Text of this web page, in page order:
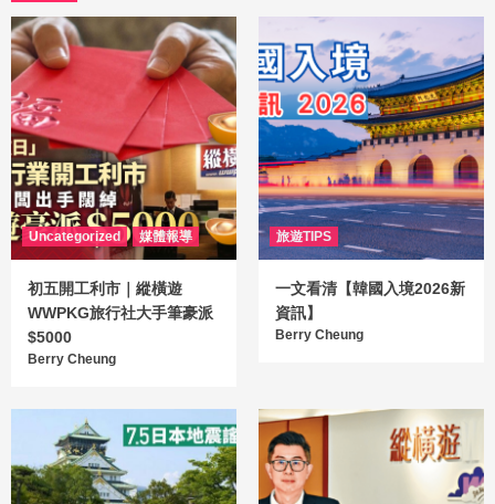
Uncategorized 媒體報導
初五開工利市｜縱橫遊
WWPKG旅行社大手筆豪派
$5000
Berry Cheung
旅遊TIPS
一文看清【韓國入境2026新
資訊】
Berry Cheung